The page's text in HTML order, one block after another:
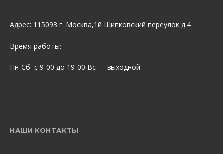
Адрес: 115093 г. Москва,1й Щипковский переулок д.4
Время работы:
Пн-Сб с 9-00 до 19-00 Вс — выходной
НАШИ КОНТАКТЫ